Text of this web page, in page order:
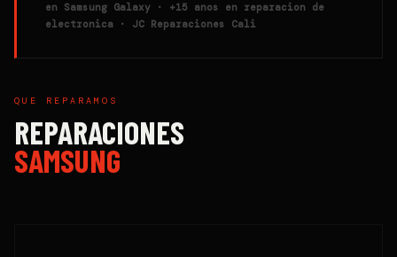
en Samsung Galaxy · +15 anos en reparacion de
electronica · JC Reparaciones Cali
QUE REPARAMOS
REPARACIONES
SAMSUNG